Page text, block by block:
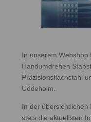
In unserem Webshop
Handumdrehen
Präzisionsflachstahl
Uddeholm.
In der übersichtlichen
stets die aktuellsten